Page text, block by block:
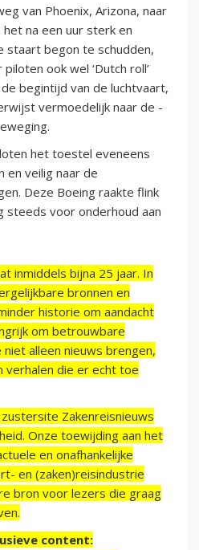
van Phoenix, Arizona, naar
het na een uur sterk en
begon te schudden,
ook wel ‘Dutch roll’
begintijd van de luchtvaart,
vermoedelijk naar de -
het toestel eveneens
en veilig naar de
Deze Boeing raakte flink
steeds voor onderhoud aan
inmiddels bijna 25 jaar. In
bronnen en
historie om aandacht
om betrouwbare
alleen nieuws brengen,
verhalen die er echt toe
Zakenreisnieuws
Onze toewijding aan het
en onafhankelijke
en (zaken)reisindustrie
bron voor lezers die graag
content: